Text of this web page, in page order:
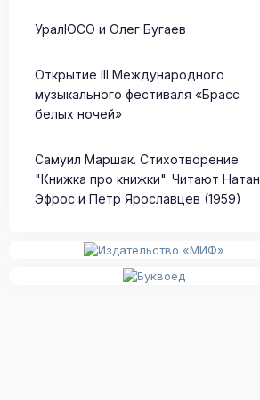
УралЮСО и Олег Бугаев
Открытие III Международного
музыкального фестиваля «Брасс
белых ночей»
Самуил Маршак. Стихотворение
"Книжка про книжки". Читают Натан
Эфрос и Петр Ярославцев (1959)